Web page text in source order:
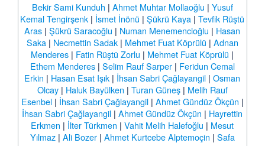
Bekir Sami Kunduh | Ahmet Muhtar Mollaoğlu | Yusuf
Kemal Tengirşenk | İsmet İnönü |Şükrü Kaya |Tevfik Rüştü
Aras |Şükrü Saracoğlu | Numan Menemencioğlu | Hasan
Saka| Necmettin Sadak| Mehmet Fuat Köprülü | Adnan
Menderes | Fatin Rüştü Zorlu | Mehmet Fuat Köprülü |
Ethem Menderes| Selim Rauf Sarper| Feridun Cemal
Erkin | Hasan Esat Işık | İhsan Sabri Çağlayangil |Osman
Olcay| Haluk Bayülken | Turan Güneş| Melih Rauf
Esenbel| İhsan Sabri Çağlayangil| Ahmet Gündüz Ökçün |
İhsan Sabri Çağlayangil |Ahmet Gündüz Ökçün | Hayrettin
Erkmen | İlter Türkmen |Vahit Melih Halefoğlu | Mesut
Yılmaz| Ali Bozer| Ahmet Kurtcebe Alptemoçin | Safa